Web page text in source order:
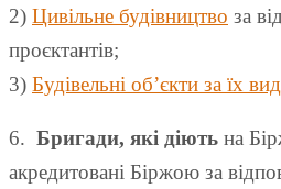
2) Цивільне будівництво за
проєктантів;
3) Будівельні об’єкти за їх
6. Бригади, які діють на
акредитовані Біржою за